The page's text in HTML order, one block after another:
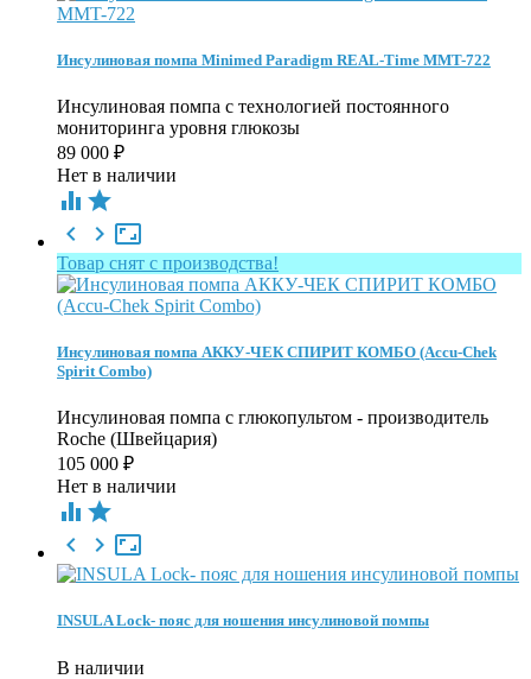
Инсулиновая помпа Minimed Paradigm REAL-Time MMT-722
Инсулиновая помпа с технологией постоянного
мониторинга уровня глюкозы
89 000 ₽
Нет в наличии
 

 
Товар снят с производства!
Инсулиновая помпа АККУ-ЧЕК СПИРИТ КОМБО (Accu-Chek
Spirit Combo)
Инсулиновая помпа с глюкопультом - производитель
Roche (Швейцария)
105 000 ₽
Нет в наличии
 

 
INSULA Lock- пояс для ношения инсулиновой помпы
В наличии